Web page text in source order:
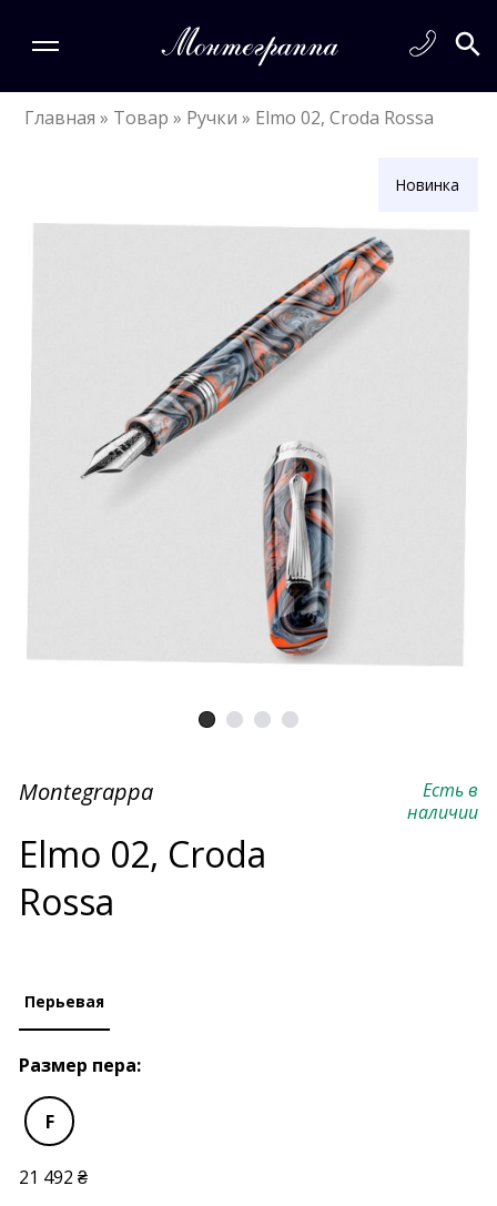
Главная » Товар » Ручки » Elmo 02, Croda Rossa
Новинка
Montegrappa
Elmo 02, Croda
Rossa
Есть в
наличии
Перьевая
Размер пера:
F
21 492 ₴